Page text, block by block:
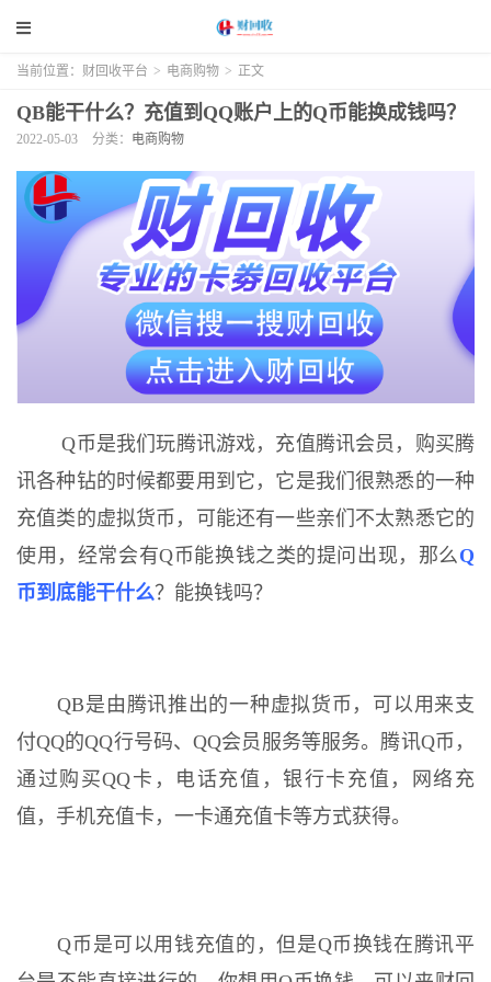
当前位置： 财回收平台 > 电商购物 > 正文
QB能干什么？充值到QQ账户上的Q币能换成钱吗？
2022-05-03 分类： 电商购物
Q币是我们玩腾讯游戏，充值腾讯会员，购买腾
讯各种钻的时候都要用到它，它是我们很熟悉的一种
充值类的虚拟货币，可能还有一些亲们不太熟悉它的
使用，经常会有Q币能换钱之类的提问出现，那么Q
币到底能干什么？能换钱吗？
QB是由腾讯推出的一种虚拟货币，可以用来支
付QQ的QQ行号码、QQ会员服务等服务。腾讯Q币，
通过购买QQ卡，电话充值，银行卡充值，网络充
值，手机充值卡，一卡通充值卡等方式获得。
Q币是可以用钱充值的，但是Q币换钱在腾讯平